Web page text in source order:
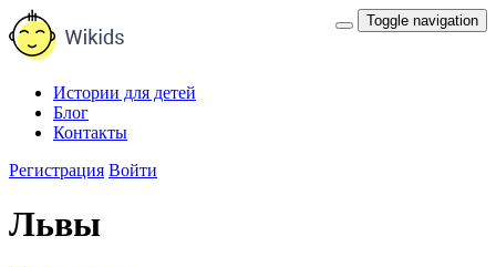
Toggle navigation
Истории для детей
Блог
Контакты
Регистрация Войти
Львы